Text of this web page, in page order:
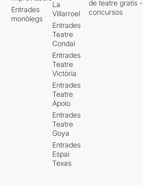
Entrades
monòlegs
La
Villarroel
Entrades
Teatre
Condal
Entrades
Teatre
Victòria
Entrades
Teatre
Apolo
Entrades
Teatre
Goya
Entrades
Espai
Texas
de teatre gratis -
concursos